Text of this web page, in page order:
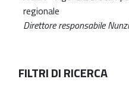
regionale
Direttore responsabile
FILTRI DI RICERCA